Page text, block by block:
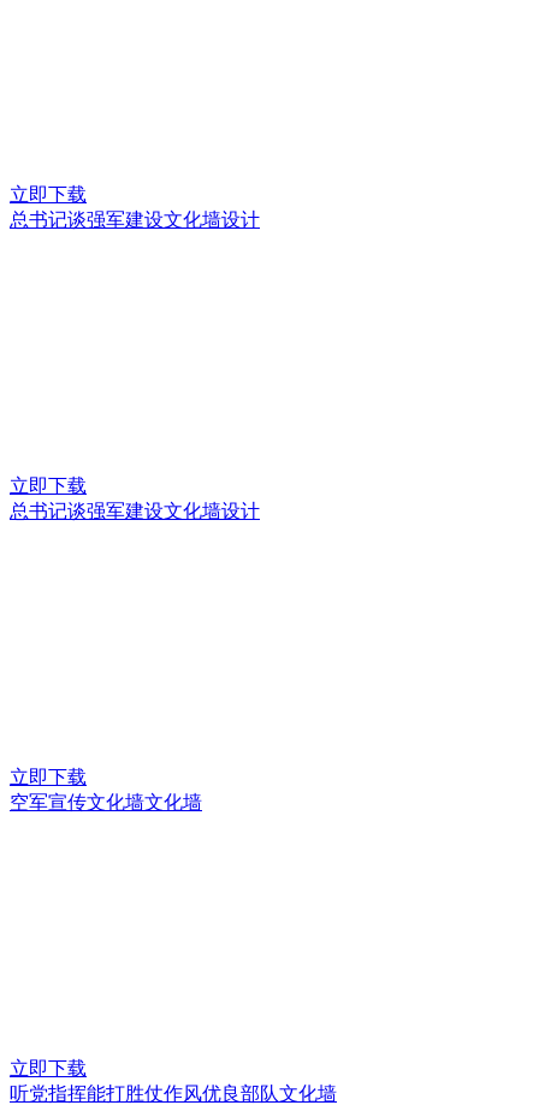
立即下载
总书记谈强军建设文化墙设计
立即下载
总书记谈强军建设文化墙设计
立即下载
空军宣传文化墙文化墙
立即下载
听党指挥能打胜仗作风优良部队文化墙